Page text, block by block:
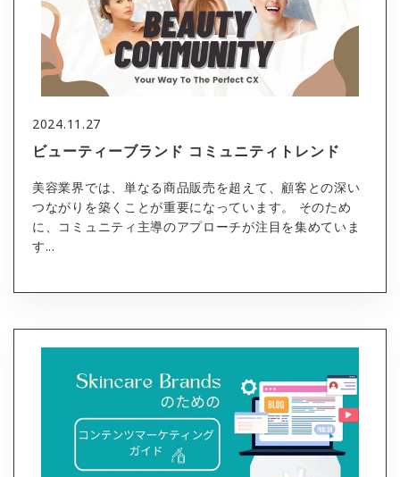
2024.11.27
ビューティーブランド コミュニティトレンド
美容業界では、単なる商品販売を超えて、顧客との深い
つながりを築くことが重要になっています。 そのため
に、コミュニティ主導のアプローチが注目を集めていま
す...